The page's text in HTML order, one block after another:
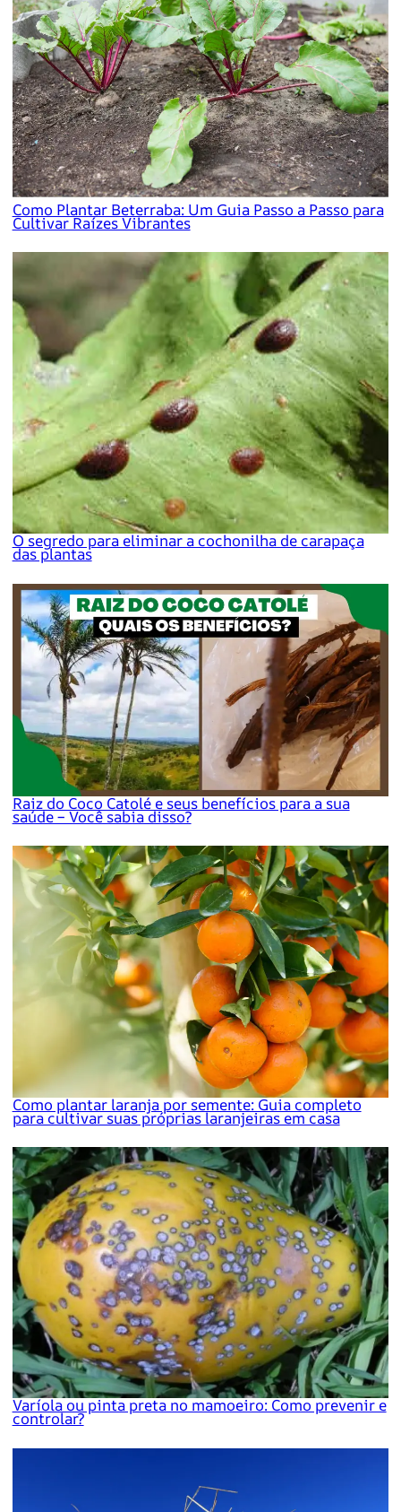
Como Plantar Beterraba: Um Guia Passo a Passo para
Cultivar Raízes Vibrantes
O segredo para eliminar a cochonilha de carapaça
das plantas
Raiz do Coco Catolé e seus benefícios para a sua
saúde – Você sabia disso?
Como plantar laranja por semente: Guia completo
para cultivar suas próprias laranjeiras em casa
Varíola ou pinta preta no mamoeiro: Como prevenir e
controlar?